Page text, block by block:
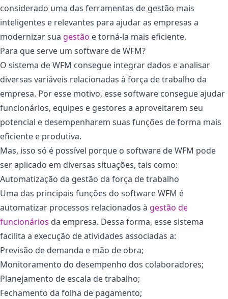
considerado uma das ferramentas de gestão mais
inteligentes e relevantes para ajudar as empresas a
modernizar sua gestão e torná-la mais eficiente.
Para que serve um software de WFM?
O sistema de WFM consegue integrar dados e analisar
diversas variáveis relacionadas à força de trabalho da
empresa. Por esse motivo, esse software consegue ajudar
funcionários, equipes e gestores a aproveitarem seu
potencial e desempenharem suas funções de forma mais
eficiente e produtiva.
Mas, isso só é possível porque o software de WFM pode
ser aplicado em diversas situações, tais como:
Automatização da gestão da força de trabalho
Uma das principais funções do software WFM é
automatizar processos relacionados à gestão de
funcionários da empresa. Dessa forma, esse sistema
facilita a execução de atividades associadas a:
Previsão de demanda e mão de obra;
Monitoramento do desempenho dos colaboradores;
Planejamento de escala de trabalho;
Fechamento da folha de pagamento;